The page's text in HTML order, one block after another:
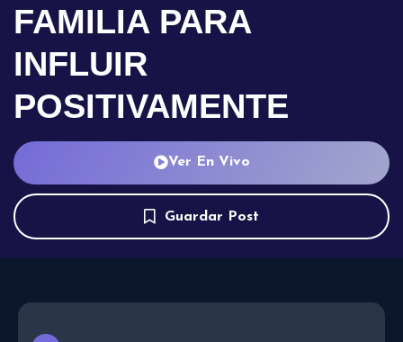
FAMILIA PARA
INFLUIR
POSITIVAMENTE
Ver En Vivo
Guardar Post